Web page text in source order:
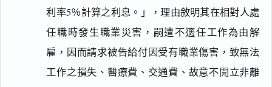
利率5％計算之利息。」，理由敘明其在相對人處
任職時發生職業災害，嗣遭不適任工作為由解
雇，因而請求被告給付因受有職業傷害，致無法
工作之損失、醫療費、交通費、故意不開立非離